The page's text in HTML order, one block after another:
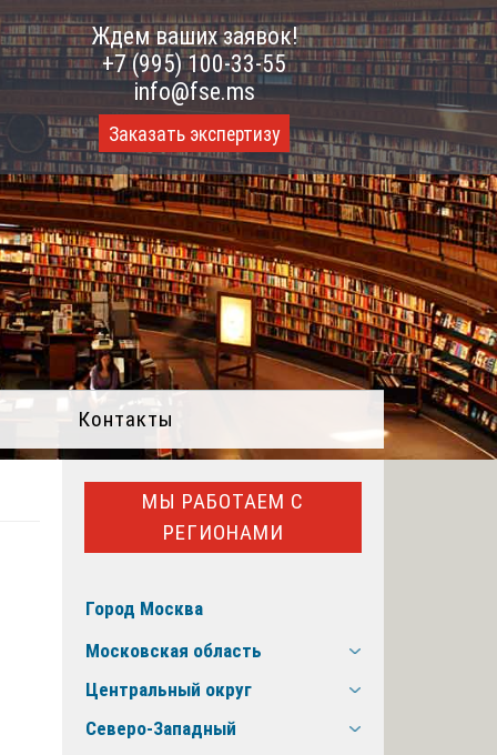
Ждем ваших заявок!
+7 (995) 100-33-55
info@fse.ms
Заказать экспертизу
Контакты
МЫ РАБОТАЕМ С
РЕГИОНАМИ
Город Москва
Московская область
Центральный округ
Северо-Западный